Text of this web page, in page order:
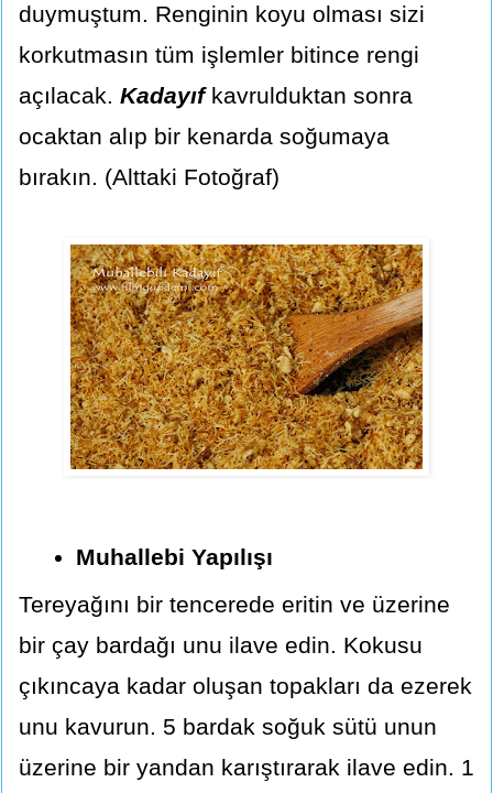
duymuştum. Renginin koyu olması sizi
korkutmasın tüm işlemler bitince rengi
açılacak. Kadayıfkavrulduktan sonra
ocaktan alıp bir kenarda soğumaya
bırakın. (Alttaki Fotoğraf)
Muhallebi Yapılışı
Tereyağını bir tencerede eritin ve üzerine
bir çay bardağı unu ilave edin. Kokusu
çıkıncaya kadar oluşan topakları da ezerek
unu kavurun. 5 bardak soğuk sütü unun
üzerine bir yandan karıştırarak ilave edin. 1